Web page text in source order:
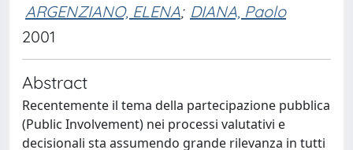
ARGENZIANO, ELENA; DIANA, Paolo
2001
Abstract
Recentemente il tema della partecipazione pubblica
(Public Involvement) nei processi valutativi e
decisionali sta assumendo grande rilevanza in tutti